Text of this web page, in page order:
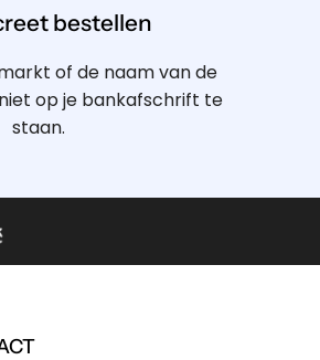
bestellen
of de naam van de
op je bankafschrift te
staan.